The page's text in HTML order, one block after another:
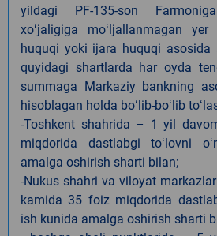
yildagi PF-135-son
xoʻjaligiga moʻljallanmagan
huquqi yoki ijara huquqi
quyidagi shartlarda har oyda
summaga Markaziy bankning
hisoblagan holda boʻlib-boʻlib
-Toshkent shahrida – 1 yil
miqdorida dastlabgi toʻlovni
amalga oshirish sharti bilan;
-Nukus shahri va viloyat
kamida 35 foiz miqdorida
ish kunida amalga oshirish sharti